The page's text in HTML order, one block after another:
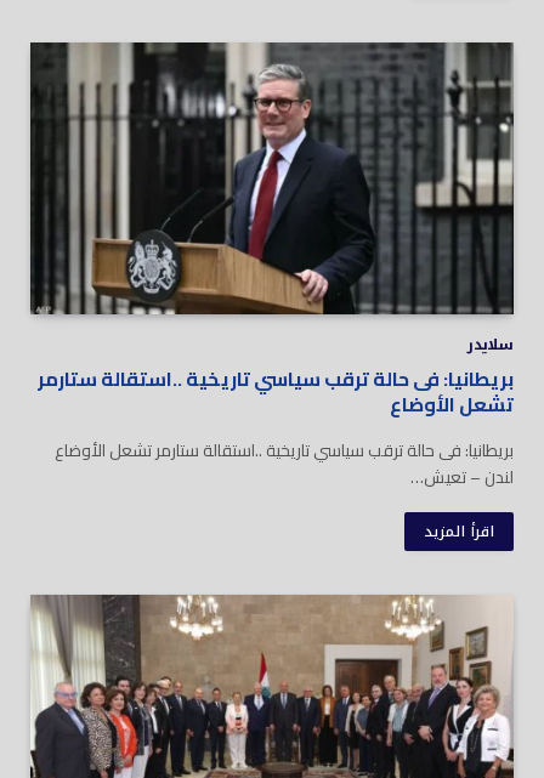
سلايدر
بريطانيا: فى حالة ترقب سياسي تاريخية ..استقالة ستارمر
تشعل الأوضاع
بريطانيا: فى حالة ترقب سياسي تاريخية ..استقالة ستارمر تشعل الأوضاع
لندن – تعيش…
اقرأ المزيد